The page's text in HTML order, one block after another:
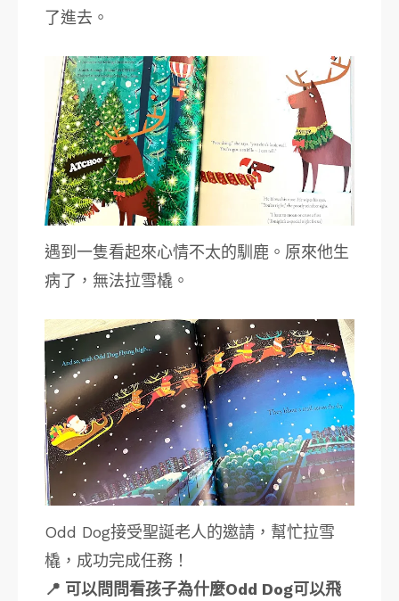
了進去。
遇到一隻看起來心情不太的馴鹿。原來他生
病了，無法拉雪橇。
Odd Dog接受聖誕老人的邀請，幫忙拉雪
橇，成功完成任務！
📍 可以問問看孩子為什麼Odd Dog可以飛